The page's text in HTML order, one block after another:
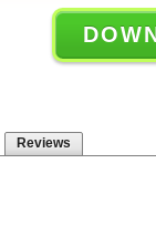
Reviews